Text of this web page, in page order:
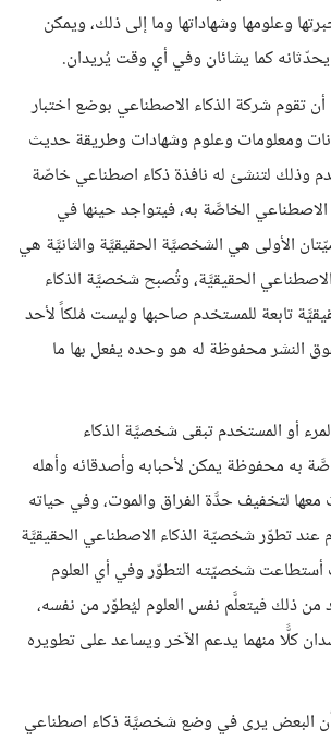
وعلومها وشهاداتها وما إلى ذلك، ويمكن
يحدّثانه كما يشائان وفي أي وقت يُريدان.
تقوم شركة الذكاء الاصطناعي بوضع اختبار
ومعلومات وعلوم وشهادات وطريقة حديث
وذلك لتنشئ له نافذة ذكاء اصطناعي خاصّة
الخاصَّة به، فيتواجد حينها في
الأولى هي الشخصيَّة الحقيقيَّة والثانيَّة هي
الحقيقيَّة، وتُصبح شخصيَّة الذكاء
تابعة للمستخدم صاحبها وليست مُلكاً لأحد
النشر محفوظة له هو وحده يفعل بها ما
أو المستخدم تبقى شخصيَّة الذكاء
به محفوظة يمكن لأحبابه وأصدقائه وأهله
معها لتخفيف حدَّة الفراق والموت، وفي حياته
تطوّر شخصيّة الذكاء الاصطناعي الحقيقيَّة
أستطاعت شخصيّته التطوّر وفي أي العلوم
ذلك فيتعلَّم نفس العلوم ليُطوّر من نفسه،
كلًّا منهما يدعم الآخر ويساعد على تطويره
البعض يرى في وضع شخصيَّة ذكاء اصطناعي